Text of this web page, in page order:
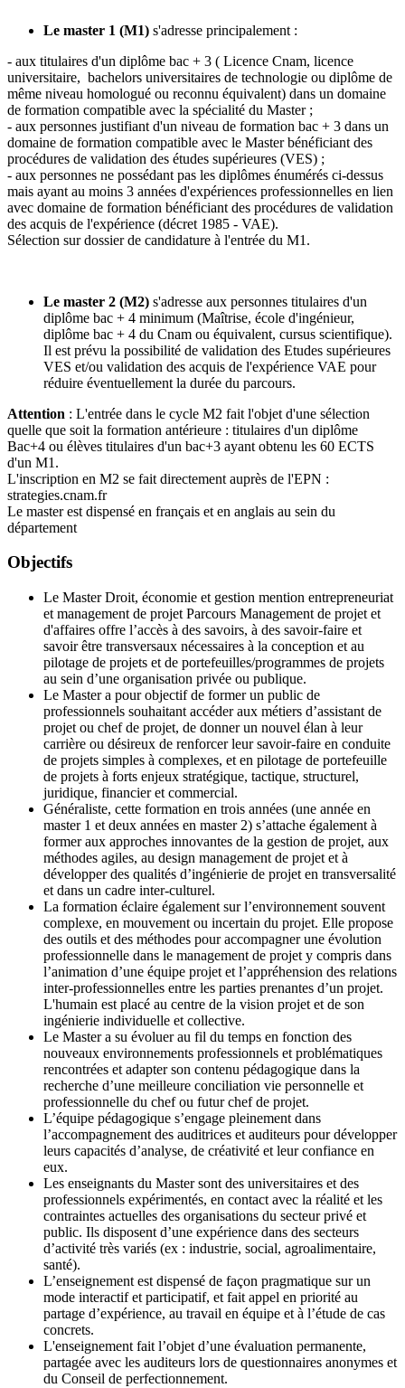
Le master 1 (M1) s'adresse principalement :
- aux titulaires d'un diplôme bac + 3 ( Licence Cnam, licence
universitaire, bachelors universitaires de technologie ou diplôme de
même niveau homologué ou reconnu équivalent) dans un domaine
de formation compatible avec la spécialité du Master ;
- aux personnes justifiant d'un niveau de formation bac + 3 dans un
domaine de formation compatible avec le Master bénéficiant des
procédures de validation des études supérieures (VES) ;
- aux personnes ne possédant pas les diplômes énumérés ci-dessus
mais ayant au moins 3 années d'expériences professionnelles en lien
avec domaine de formation bénéficiant des procédures de validation
des acquis de l'expérience (décret 1985 - VAE).
Sélection sur dossier de candidature à l'entrée du M1.
Le master 2 (M2) s'adresse aux personnes titulaires d'un
diplôme bac + 4 minimum (Maîtrise, école d'ingénieur,
diplôme bac + 4 du Cnam ou équivalent, cursus scientifique).
Il est prévu la possibilité de validation des Etudes supérieures
VES et/ou validation des acquis de l'expérience VAE pour
réduire éventuellement la durée du parcours.
Attention : L'entrée dans le cycle M2 fait l'objet d'une sélection
quelle que soit la formation antérieure : titulaires d'un diplôme
Bac+4 ou élèves titulaires d'un bac+3 ayant obtenu les 60 ECTS
d'un M1.
L'inscription en M2 se fait directement auprès de l'EPN :
strategies.cnam.fr
Le master est dispensé en français et en anglais au sein du
département
Objectifs
Le Master Droit, économie et gestion mention entrepreneuriat
et management de projet Parcours Management de projet et
d'affaires offre l’accès à des savoirs, à des savoir-faire et
savoir être transversaux nécessaires à la conception et au
pilotage de projets et de portefeuilles/programmes de projets
au sein d’une organisation privée ou publique.
Le Master a pour objectif de former un public de
professionnels souhaitant accéder aux métiers d’assistant de
projet ou chef de projet, de donner un nouvel élan à leur
carrière ou désireux de renforcer leur savoir-faire en conduite
de projets simples à complexes, et en pilotage de portefeuille
de projets à forts enjeux stratégique, tactique, structurel,
juridique, financier et commercial.
Généraliste, cette formation en trois années (une année en
master 1 et deux années en master 2) s’attache également à
former aux approches innovantes de la gestion de projet, aux
méthodes agiles, au design management de projet et à
développer des qualités d’ingénierie de projet en transversalité
et dans un cadre inter-culturel.
La formation éclaire également sur l’environnement souvent
complexe, en mouvement ou incertain du projet. Elle propose
des outils et des méthodes pour accompagner une évolution
professionnelle dans le management de projet y compris dans
l’animation d’une équipe projet et l’appréhension des relations
inter-professionnelles entre les parties prenantes d’un projet.
L'humain est placé au centre de la vision projet et de son
ingénierie individuelle et collective.
Le Master a su évoluer au fil du temps en fonction des
nouveaux environnements professionnels et problématiques
rencontrées et adapter son contenu pédagogique dans la
recherche d’une meilleure conciliation vie personnelle et
professionnelle du chef ou futur chef de projet.
L’équipe pédagogique s’engage pleinement dans
l’accompagnement des auditrices et auditeurs pour développer
leurs capacités d’analyse, de créativité et leur confiance en
eux.
Les enseignants du Master sont des universitaires et des
professionnels expérimentés, en contact avec la réalité et les
contraintes actuelles des organisations du secteur privé et
public. Ils disposent d’une expérience dans des secteurs
d’activité très variés (ex : industrie, social, agroalimentaire,
santé).
L’enseignement est dispensé de façon pragmatique sur un
mode interactif et participatif, et fait appel en priorité au
partage d’expérience, au travail en équipe et à l’étude de cas
concrets.
L'enseignement fait l’objet d’une évaluation permanente,
partagée avec les auditeurs lors de questionnaires anonymes et
du Conseil de perfectionnement.